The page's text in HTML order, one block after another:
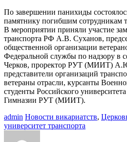
По завершении панихиды
памятнику погибшим сотрудникам
В мероприятии приняли участие
транспорта РФ А.В. Суханов,
общественной организации
Федеральной службы по надзору в
Черков, проректор РУТ (МИИТ)
представители организаций
ветераны отрасли, курсанты
студенты Российского
Гимназии РУТ (МИИТ).
admin Новости викариатств,
университет транспорта